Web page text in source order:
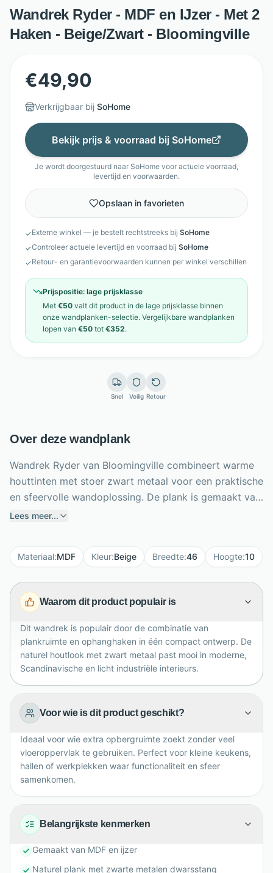
Wandrek Ryder - MDF en IJzer - Met 2
Haken - Beige/Zwart - Bloomingville
€49,90
Verkrijgbaar bij SoHome
Bekijk prijs & voorraad bij SoHome
Je wordt doorgestuurd naar SoHome voor actuele voorraad,
levertijd en voorwaarden.
Opslaan in favorieten
✓Externe winkel — je bestelt rechtstreeks bij SoHome
✓Controleer actuele levertijd en voorraad bij SoHome
✓Retour- en garantievoorwaarden kunnen per winkel verschillen
Prijspositie: lage prijsklasse
Met €50 valt dit product in de lage prijsklasse binnen
onze wandplanken-selectie. Vergelijkbare wandplanken
lopen van €50 tot €352.
Snel Veilig Retour
Over deze wandplank
Wandrek Ryder van Bloomingville combineert warme
houttinten met stoer zwart metaal voor een praktische
en sfeervolle wandoplossing. De plank is gemaakt van
MDF en ijzer en heeft een compacte breedte van 46
de zwarte dwarsstang met twee meegeleverde haken
Ideaal voor de keuken, hal of werkplek. Dankzij het
naturel oppervlak brengt Ryder direct een gezellige,
uitnodigende sfeer aan de muur.
Lees meer...
Materiaal:MDF Kleur:Beige Breedte:46 Hoogte:10
Waarom dit product populair is
Dit wandrek is populair door de combinatie van
plankruimte en ophanghaken in één compact ontwerp. De
naturel houtlook met zwart metaal past mooi in moderne,
Scandinavische en licht industriële interieurs.
Voor wie is dit product geschikt?
Ideaal voor wie extra opbergruimte zoekt zonder veel
vloeroppervlak te gebruiken. Perfect voor kleine keukens,
hallen of werkplekken waar functionaliteit en sfeer
samenkomen.
Belangrijkste kenmerken
Gemaakt van MDF en ijzer
Naturel plank met zwarte metalen dwarsstang